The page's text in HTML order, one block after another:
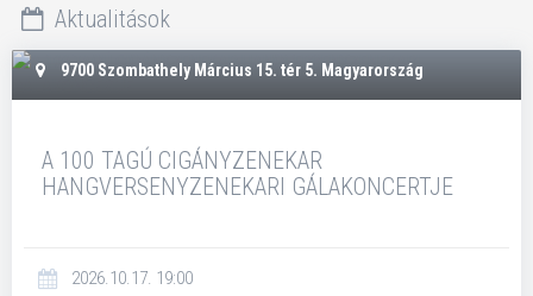
Aktualitások
9700 Szombathely Március 15. tér 5. Magyarország
A 100 TAGÚ CIGÁNYZENEKAR
HANGVERSENYZENEKARI GÁLAKONCERTJE
2026.10.17. 19:00